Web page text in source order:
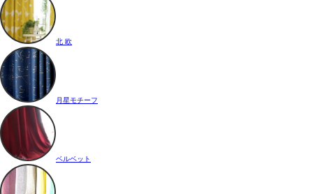
北 欧
月星モチーフ
ベルベット